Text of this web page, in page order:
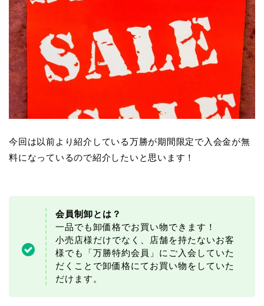
今回は以前より紹介している万勝が期間限定で入会金が無
料になっているので紹介したいと思います！
会員制卸とは？
一品でも卸価格でお買い物できます！
小売店様だけでなく、店舗を持たないお客
様でも「万勝特約会員」にご入会していた
だくことで卸価格にてお買い物をしていた
だけます。